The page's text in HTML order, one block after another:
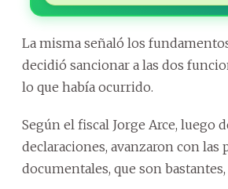
La misma señaló los
decidió sancionar a las dos
lo que había ocurrido.
Según el fiscal Jorge Arce, luego
declaraciones, avanzaron con las
documentales, que son